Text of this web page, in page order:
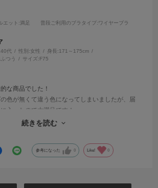
エット :満足 普段ご利用のブラタイプ :ワイヤーブラ
40代 性別:女性 身長:171～175cm
ふつう サイズ:F75
な商品でした！
色が無くて違う色になってしまいましたが、届
入ったので大満足です！
をもっと増やして欲しい。
続きを読む
参考になった 0 Like! 0